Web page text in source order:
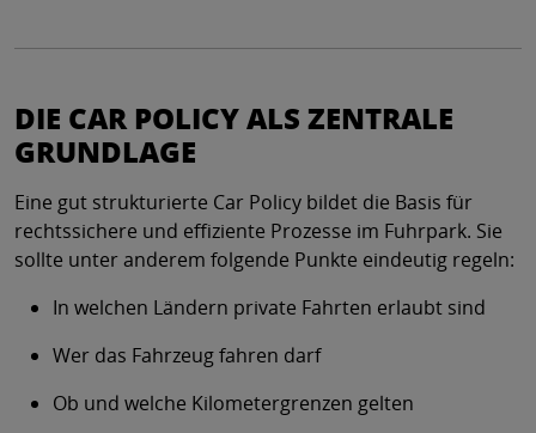
DIE CAR POLICY ALS ZENTRALE
GRUNDLAGE
Eine gut strukturierte Car Policy bildet die Basis für
rechtssichere und effiziente Prozesse im Fuhrpark. Sie
sollte unter anderem folgende Punkte eindeutig regeln:
In welchen Ländern private Fahrten erlaubt sind
Wer das Fahrzeug fahren darf
Ob und welche Kilometergrenzen gelten